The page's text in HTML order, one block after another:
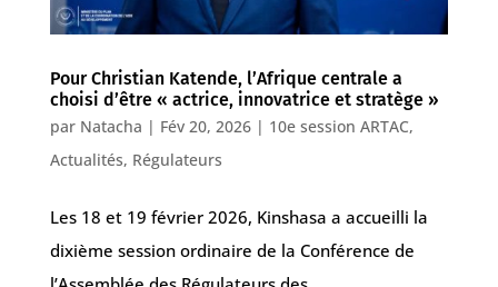
Pour Christian Katende, l’Afrique centrale a
choisi d’être « actrice, innovatrice et stratège »
par Natacha | Fév 20, 2026| 10e session ARTAC,
Actualités, Régulateurs
Les 18 et 19 février 2026, Kinshasa a accueilli la
dixième session ordinaire de la Conférence de